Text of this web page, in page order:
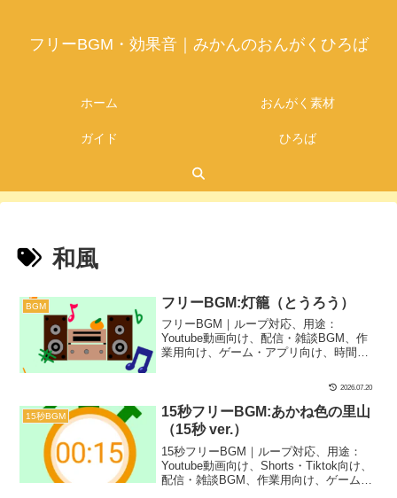
フリーBGM・効果音｜みかんのおんがくひろば
ホーム おんがく素材
ガイド ひろば
和風
BGM フリーBGM:灯籠（とうろう）
フリーBGM｜ループ対応、用途：
Youtube動画向け、配信・雑談BGM、作
業用向け、ゲーム・アプリ向け、時間：3
ル：ゆったり、おしゃれ、楽器：和風、
ファンタジー｜切ない夏の灯籠流しをイ
メージした楽曲です！神秘的なシーン
や、神聖なイベント、ゲームのBGMなど
にぴったり！
2026.07.20
15秒BGM
15秒フリーBGM:あかね色の里山
（15秒 ver.）
15秒フリーBGM｜ループ対応、用途：
Youtube動画向け、Shorts・Tiktok向け、
配信・雑談BGM、作業用向け、ゲーム・